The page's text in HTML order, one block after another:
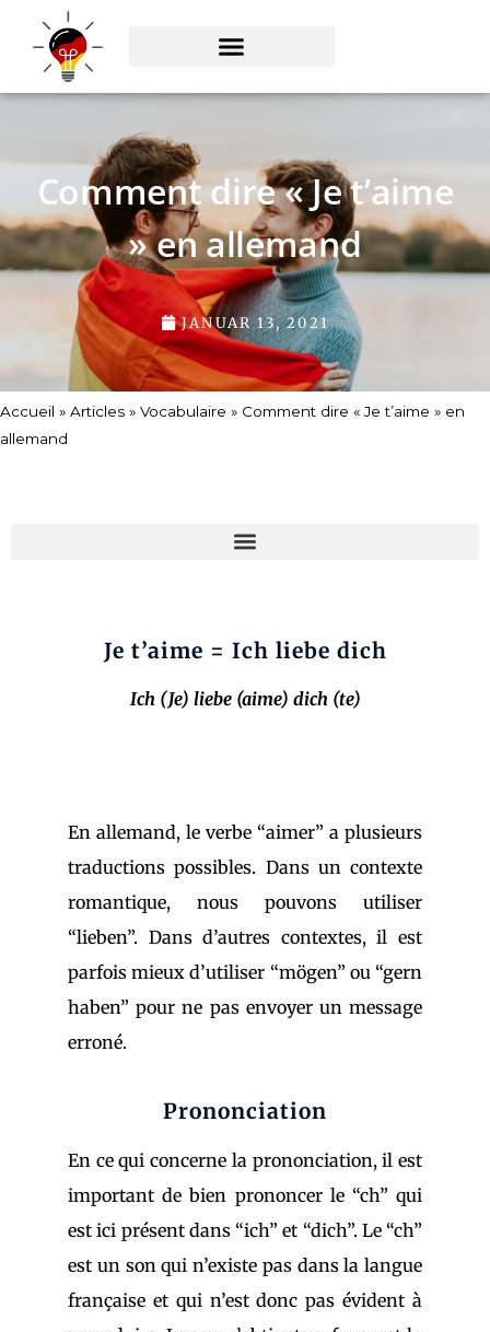
springen
Comment dire « Je t’aime
» en allemand
JANUAR 13, 2021
Accueil » Articles » Vocabulaire » Comment dire « Je t’aime » en
allemand
Je t’aime = Ich liebe dich
Ich (Je) liebe (aime) dich (te)
En allemand, le verbe “aimer” a plusieurs
traductions possibles. Dans un contexte
romantique, nous pouvons utiliser
“lieben”. Dans d’autres contextes, il est
parfois mieux d’utiliser “mögen” ou “gern
haben” pour ne pas envoyer un message
erroné.
Prononciation
En ce qui concerne la prononciation, il est
important de bien prononcer le “ch” qui
est ici présent dans “ich” et “dich”. Le “ch”
est un son qui n’existe pas dans la langue
française et qui n’est donc pas évident à